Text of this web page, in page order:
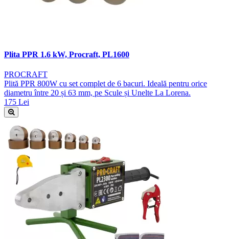
Plita PPR 1.6 kW, Procraft, PL1600
PROCRAFT
Plită PPR 800W cu set complet de 6 bacuri. Ideală pentru orice
diametru între 20 și 63 mm, pe Scule și Unelte La Lorena.
175 Lei